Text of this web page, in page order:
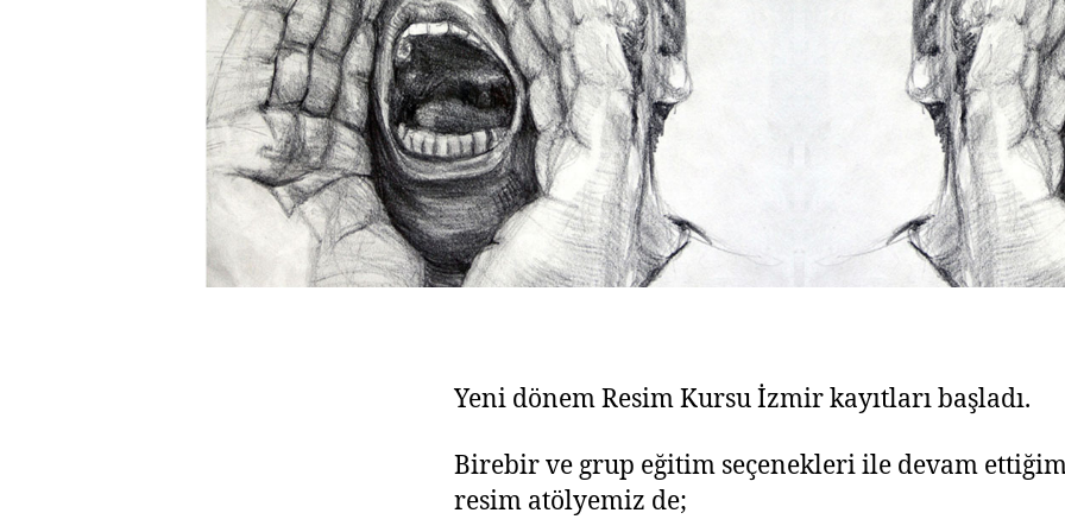
Yeni dönem Resim Kursu İzmir kayıtları başladı.
Birebir ve grup eğitim seçenekleri ile devam
resim atölyemiz de;